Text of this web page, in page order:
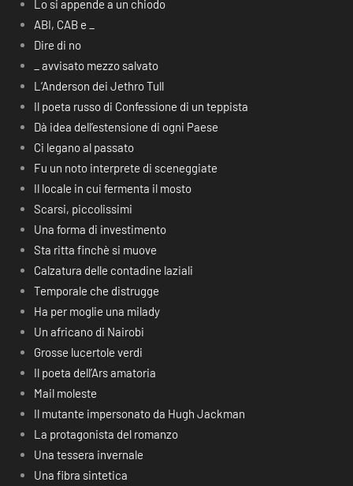
Lo si appende a un chiodo
ABI, CAB e _
Dire di no
_ avvisato mezzo salvato
L’Anderson dei Jethro Tull
Il poeta russo di Confessione di un teppista
Dà idea dell’estensione di ogni Paese
Ci legano al passato
Fu un noto interprete di sceneggiate
Il locale in cui fermenta il mosto
Scarsi, piccolissimi
Una forma di investimento
Sta ritta finchè si muove
Calzatura delle contadine laziali
Temporale che distrugge
Ha per moglie una milady
Un africano di Nairobi
Grosse lucertole verdi
Il poeta dell’Ars amatoria
Mail moleste
Il mutante impersonato da Hugh Jackman
La protagonista del romanzo
Una tessera invernale
Una fibra sintetica